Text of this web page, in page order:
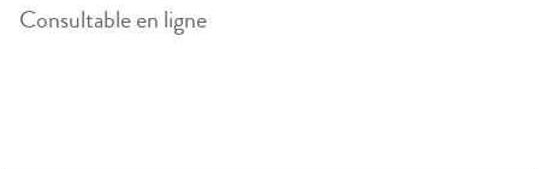
Consultable en ligne